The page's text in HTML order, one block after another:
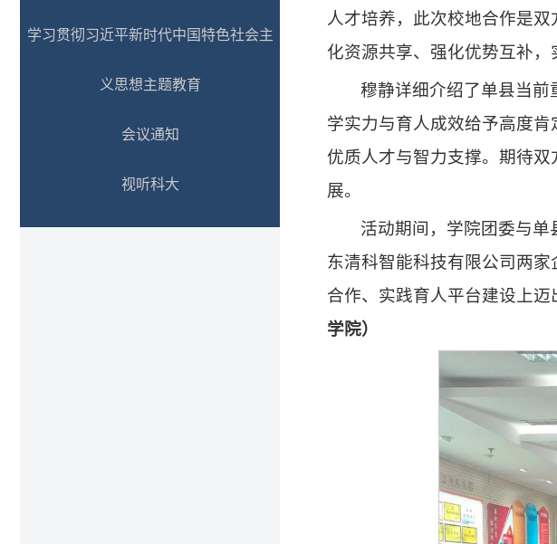
学习贯彻习近平新时代中国特色社会主
义思想主题教育
会议通知
视听科大
人才培养，此次校地合作是
化资源共享、强化优势互补，
穆静详细介绍了单县当
学实力与育人成效给予高度
优质人才与智力支撑。期待
展。
活动期间，学院团委与
东清科智能科技有限公司两
合作、实践育人平台建设上迈
学院）